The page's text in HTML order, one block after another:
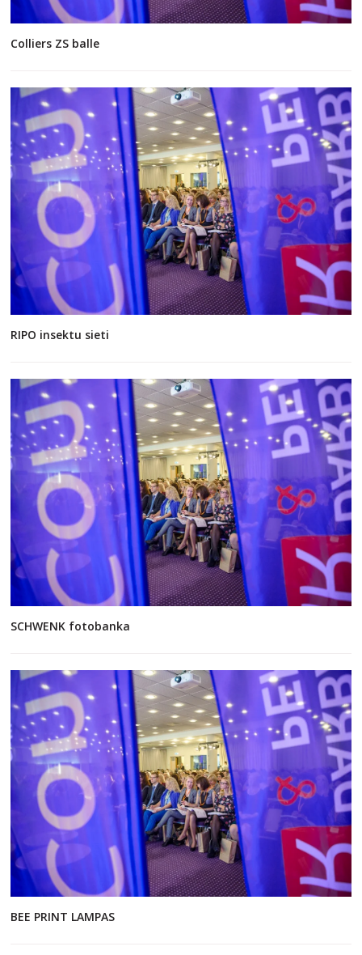
Colliers ZS balle
RIPO insektu sieti
SCHWENK fotobanka
BEE PRINT LAMPAS